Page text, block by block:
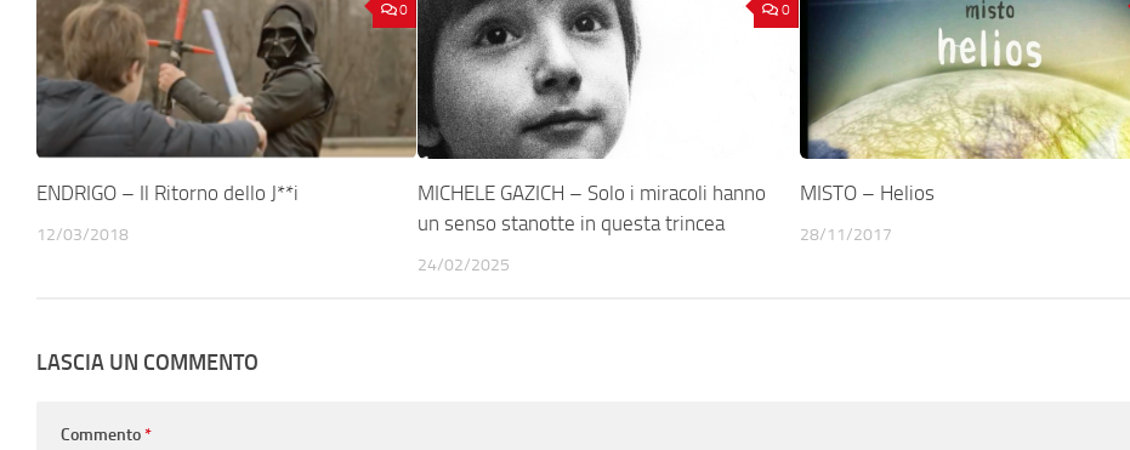
0
ENDRIGO – Il Ritorno dello J**i
12/03/2018
0
MICHELE GAZICH – Solo i miracoli hanno
un senso stanotte in questa trincea
24/02/2025
MISTO – Helios
28/11/2017
LASCIA UN COMMENTO
Commento*